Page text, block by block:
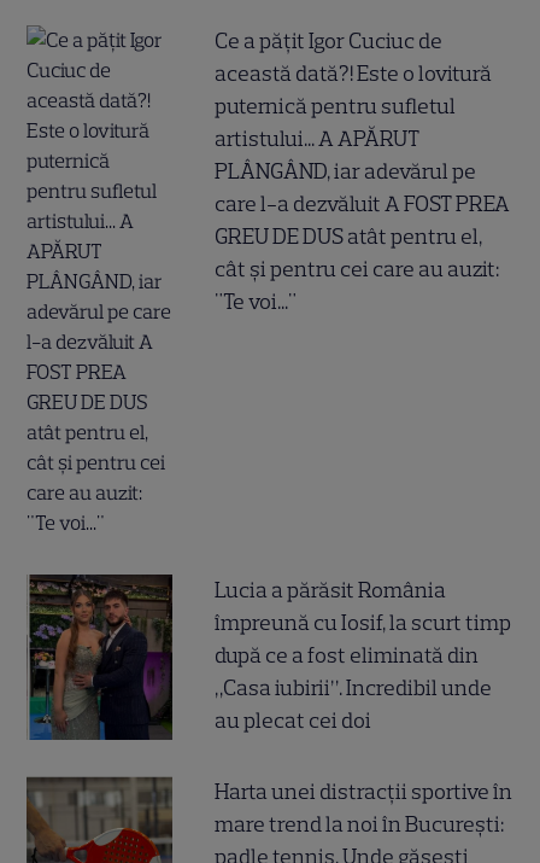
Ce a pățit Igor Cuciuc de
această dată?! Este o lovitură
puternică pentru sufletul
artistului... A APĂRUT
PLÂNGÂND, iar adevărul pe
care l-a dezvăluit A FOST PREA
GREU DE DUS atât pentru el,
cât și pentru cei care au auzit:
"Te voi..."
Lucia a părăsit România
împreună cu Iosif, la scurt timp
după ce a fost eliminată din
„Casa iubirii”. Incredibil unde
au plecat cei doi
Harta unei distracții sportive în
mare trend la noi în București:
padle tennis. Unde găsești